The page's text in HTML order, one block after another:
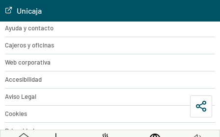
Unicaja
Ayuda y contacto
Cajeros y oficinas
Web corporativa
Accesibilidad
Aviso Legal
Cookies
Privacidad